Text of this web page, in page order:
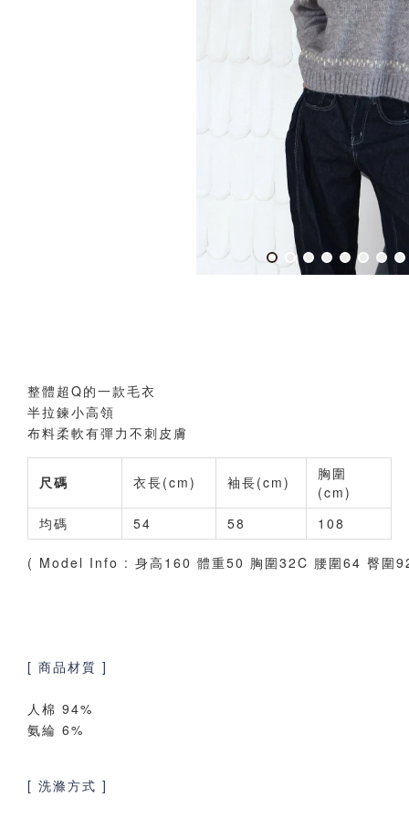
整體超Q的一款毛衣
半拉鍊小高領
布料柔軟有彈力不刺皮膚
尺碼 衣長(cm) 袖長(cm)
胸圍
(cm)
均碼
54 58 108
( Model Info : 身高160 體重50 胸圍32C 腰圍64 臀圍
[ 商品材質 ]
人棉 94%
氨綸 6%
[ 洗滌方式 ]